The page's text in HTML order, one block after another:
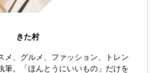
きた村
メ、グルメ、ファッション、トレン
筆。「ほんとうにいいもの」だけを